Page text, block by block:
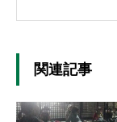
関連記事